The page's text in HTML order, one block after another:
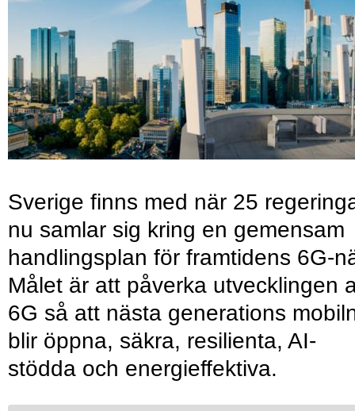
Sverige finns med när 25
nu samlar sig kring en gemensam
handlingsplan för framtidens 6G-
Målet är att påverka utvecklingen
6G så att nästa generations
blir öppna, säkra, resilienta, AI-
stödda och energieffektiva.